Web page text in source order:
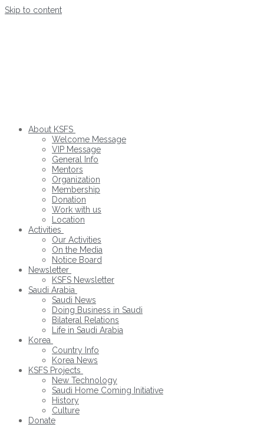
Skip to content
About KSFS
Welcome Message
VIP Message
General Info
Mentors
Organization
Membership
Donation
Work with us
Location
Activities
Our Activities
On the Media
Notice Board
Newsletter
KSFS Newsletter
Saudi Arabia
Saudi News
Doing Business in Saudi
Bilateral Relations
Life in Saudi Arabia
Korea
Country Info
Korea News
KSFS Projects
New Technology
Saudi Home Coming Initiative
History
Culture
Donate